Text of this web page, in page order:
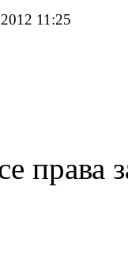
11:25
права